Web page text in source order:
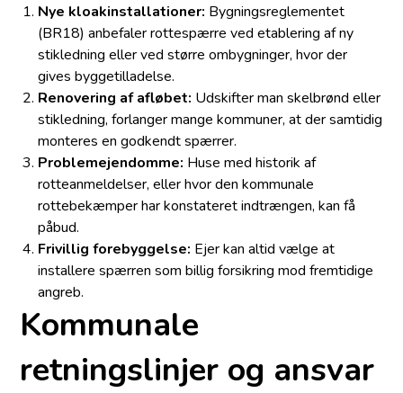
Nye kloakinstallationer: Bygningsreglementet
(BR18) anbefaler rottespærre ved etablering af ny
stikledning eller ved større ombygninger, hvor der
gives byggetilladelse.
Renovering af afløbet: Udskifter man skelbrønd eller
stikledning, forlanger mange kommuner, at der samtidig
monteres en godkendt spærrer.
Problemejendomme: Huse med historik af
rotteanmeldelser, eller hvor den kommunale
rottebekæmper har konstateret indtrængen, kan få
påbud.
Frivillig forebyggelse: Ejer kan altid vælge at
installere spærren som billig forsikring mod fremtidige
angreb.
Kommunale
retningslinjer og ansvar